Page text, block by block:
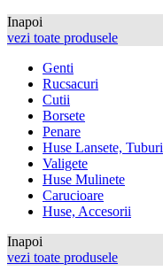
Inapoi
vezi toate produsele
Genti
Rucsacuri
Cutii
Borsete
Penare
Huse Lansete, Tuburi
Valigete
Huse Mulinete
Carucioare
Huse, Accesorii
Inapoi
vezi toate produsele